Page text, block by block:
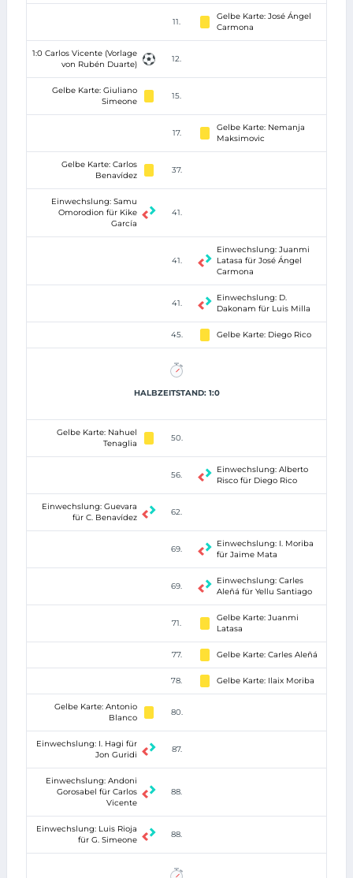
11.
Gelbe Karte: José Ángel
Carmona
1:0 Carlos Vicente (Vorlage
von Rubén Duarte)
12.
Gelbe Karte: Giuliano
Simeone
15.
17.
Gelbe Karte: Nemanja
Maksimovic
Gelbe Karte: Carlos
Benavídez
37.
Einwechslung: Samu
Omorodion für Kike
García
41.
41.
Einwechslung: Juanmi
Latasa für José Ángel
Carmona
41.
Einwechslung: D.
Dakonam für Luis Milla
45. Gelbe Karte: Diego Rico
HALBZEITSTAND: 1:0
Gelbe Karte: Nahuel
Tenaglia
50.
56.
Einwechslung: Alberto
Risco für Diego Rico
Einwechslung: Guevara
für C. Benavídez
62.
69.
Einwechslung: I. Moriba
für Jaime Mata
69.
Einwechslung: Carles
Aleñá für Yellu Santiago
71.
Gelbe Karte: Juanmi
Latasa
77. Gelbe Karte: Carles Aleñá
78. Gelbe Karte: Ilaix Moriba
Gelbe Karte: Antonio
Blanco
80.
Einwechslung: I. Hagi für
Jon Guridi
87.
Einwechslung: Andoni
Gorosabel für Carlos
Vicente
88.
Einwechslung: Luis Rioja
für G. Simeone
88.